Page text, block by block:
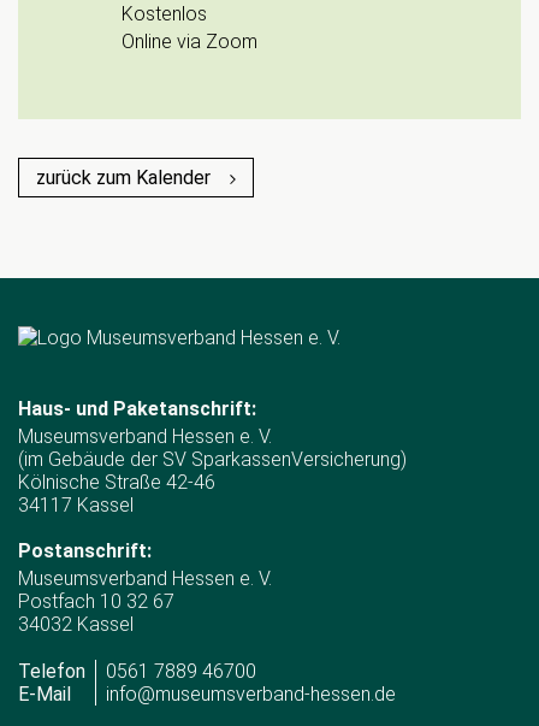
Kostenlos
Online via Zoom
zurück zum Kalender
Haus- und Paketanschrift:
Museumsverband Hessen e. V.
(im Gebäude der SV SparkassenVersicherung)
Kölnische Straße 42-46
34117 Kassel
Postanschrift:
Museumsverband Hessen e. V.
Postfach 10 32 67
34032 Kassel
Telefon
0561 7889 46700
E-Mail
info@museumsverband-hessen.de